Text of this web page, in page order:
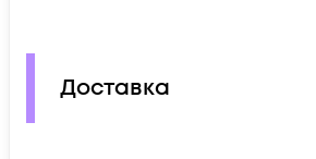
Доставка